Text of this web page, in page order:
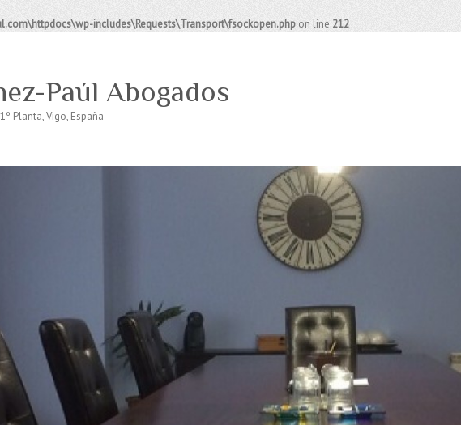
includes\Requests\Transport\fsockopen.php on line 212
Paúl Abogados
Planta, Vigo, España